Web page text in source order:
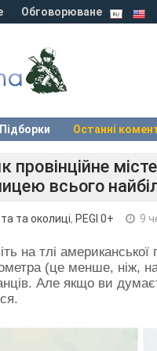
Обговорюване
Підборки Останні
провінційне
всього
та околиці, PEGI 0+ 9
на тлі
(це менше, ніж,
Але якщо ви